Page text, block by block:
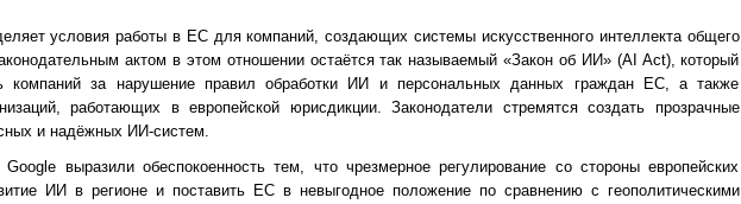
условия работы в ЕС для компаний, создающих системы искусственного интеллекта общего
актом в этом отношении остаётся так называемый «Закон об ИИ» (AI Act), который
компаний за нарушение правил обработки ИИ и персональных данных граждан ЕС, а также
работающих в европейской юрисдикции. Законодатели стремятся создать прозрачные
и надёжных ИИ-систем.
выразили обеспокоенность тем, что чрезмерное регулирование со стороны европейских
ИИ в регионе и поставить ЕС в невыгодное положение по сравнению с геополитическими